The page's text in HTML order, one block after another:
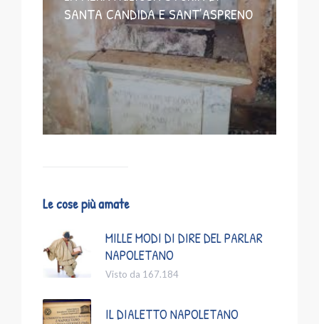
SANTA CANDIDA E SANT’ASPRENO
Le cose più amate
MILLE MODI DI DIRE DEL PARLAR
NAPOLETANO
Visto da 167.184
IL DIALETTO NAPOLETANO